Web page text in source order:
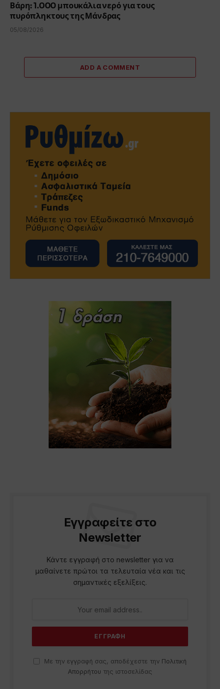
Βάρη: 1.000 μπουκάλια νερό για τους
πυρόπληκτους της Μάνδρας
05/08/2026
ADD A COMMENT
Εγγραφείτε στο
Newsletter
Κάντε εγγραφή στο newsletter για να
μαθαίνετε πρώτοι τα τελευταία νέα και τις
σημαντικές εξελίξεις.
Με την εγγραφή σας, αποδέχεστε την Πολιτική
Απορρήτου της ιστοσελίδας